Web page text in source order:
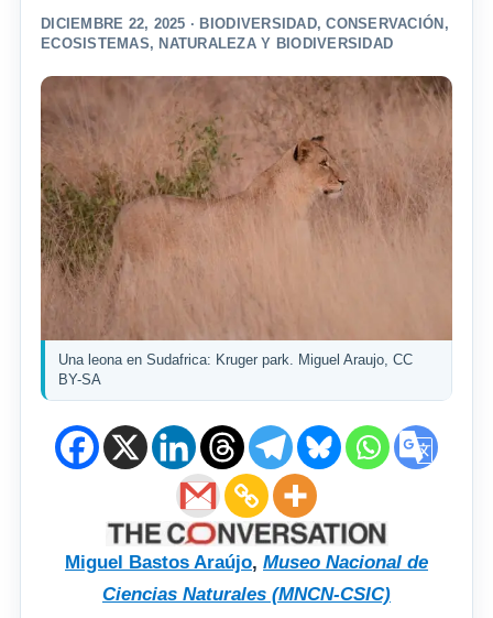
DICIEMBRE 22, 2025 · BIODIVERSIDAD,CONSERVACIÓN ,
ECOSISTEMAS, NATURALEZA Y BIODIVERSIDAD
Una leona en Sudafrica: Kruger park. Miguel Araujo, CC
BY-SA
Miguel Bastos Araújo, Museo Nacional de
Ciencias Naturales (MNCN-CSIC)